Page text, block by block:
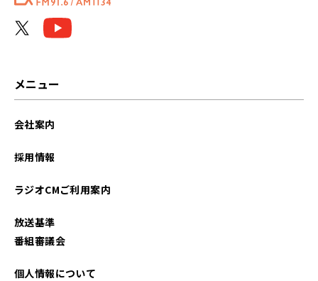
メニュー
会社案内
採用情報
ラジオCMご利用案内
放送基準
番組審議会
個人情報について